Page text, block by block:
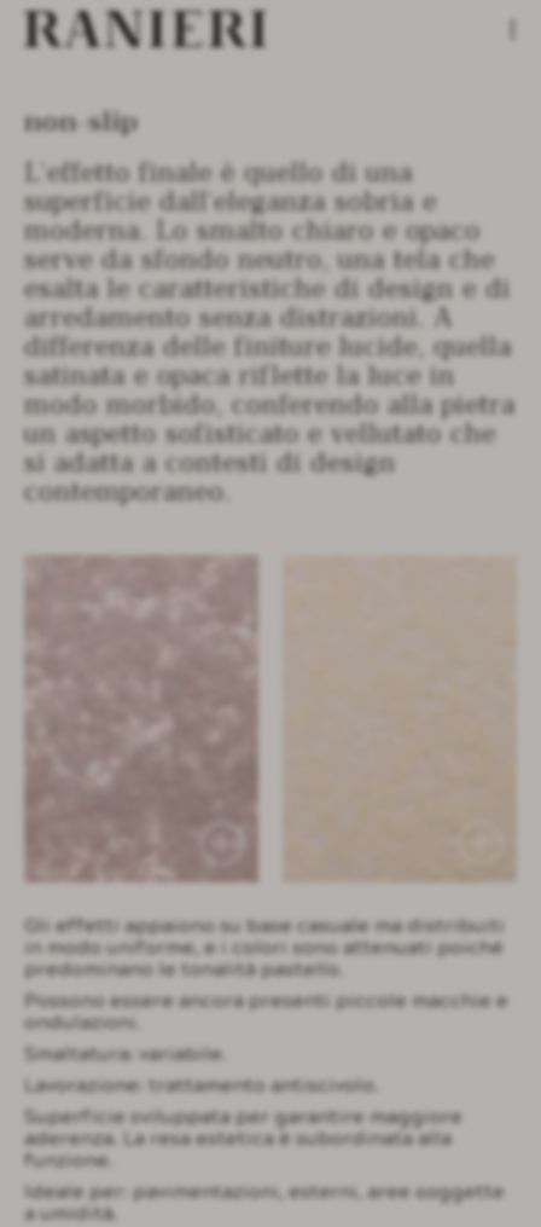
about us
our lava
la pietra lavica: materia, origine e texture
glazed lava
recycled lava
color library
superfici in pietra lavica
bespoke
crafting lava
projets culturels
application
collection
3d tiles
2d tiles
pattern tiles
prima basins
prima bathtub
info
press
blog
cataloghi
non-slip
L'effetto finale è quello di una
superficie dall'eleganza sobria e
moderna. Lo smalto chiaro e opaco
serve da sfondo neutro, una tela che
esalta le caratteristiche di design e di
arredamento senza distrazioni. A
differenza delle finiture lucide, quella
satinata e opaca riflette la luce in
modo morbido, conferendo alla pietra
un aspetto sofisticato e vellutato che
si adatta a contesti di design
contemporaneo.
Gli effetti appaiono su base casuale ma distribuiti
in modo uniforme, e i colori sono attenuati poiché
predominano le tonalità pastello.
Possono essere ancora presenti piccole macchie e
ondulazioni.
Smaltatura: variabile.
Lavorazione: trattamento antiscivolo.
Superficie sviluppata per garantire maggiore
aderenza. La resa estetica è subordinata alla
funzione.
Ideale per: pavimentazioni, esterni, aree soggette
a umidità.